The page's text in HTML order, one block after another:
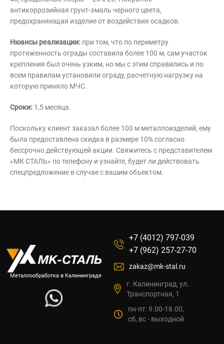
антикоррозийная грунт-эмаль черного цвета,
предохраняющая изделие от воздействия осадков.
Нюансы реализации: при том, что по периметру
протяженность ограды составила более 100 м, сам участок
крепления был очень узким, но мы с этим справились и по
всем правилам установили ограду, расчетную нагрузку на
которую приняло МЧС.
Сроки: 1,5 месяца.
Поскольку клиент заказал более 100 м металлоизделий, ему
была предоставлена скидка в размере 10% согласно
бессрочно действующей акции. Свяжитесь с представителем
«МК СТАЛЬ» по телефону и узнайте, будет ли действовать
спецпредложение в случае с вашим объектом.
Металлообработка в Калининграде
+7 (4012) 797-039
+7 (962) 257-27-70
zakaz@mk-stal.ru
г. Калининград, ул.
Транспортная, 1
пн-пт: 9.00-18.00,
сб, вс - выходной